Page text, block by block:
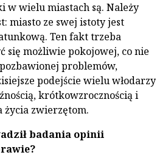
w wielu miastach są. Należy
miasto ze swej istoty jest
Ten fakt trzeba
się możliwie pokojowej, co nie
problemów,
podejście wielu włodarzy
krótkowzrocznością i
życia zwierzętom.
badania opinii